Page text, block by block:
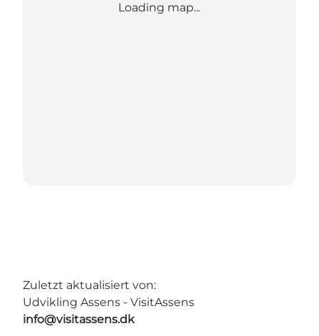
Loading map...
Zuletzt aktualisiert von:
Udvikling Assens - VisitAssens
info@visitassens.dk